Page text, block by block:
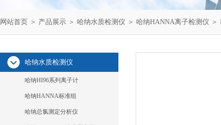
网站首页 ＞ 产品展示 ＞ 哈纳水质检测仪 ＞ 哈纳HANNA离子检测仪 ＞
哈纳水质检测仪
哈纳HI96系列离子计
哈纳HANNA标准组
哈纳总氯测定分析仪